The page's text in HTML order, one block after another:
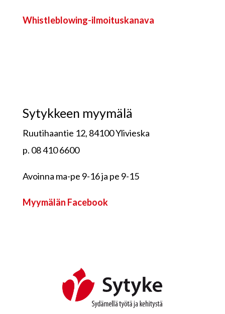
Whistleblowing-ilmoituskanava
Sytykkeen myymälä
Ruutihaantie 12, 84100 Ylivieska
p. 08 410 6600
Avoinna ma-pe 9-16 ja pe 9-15
Myymälän Facebook